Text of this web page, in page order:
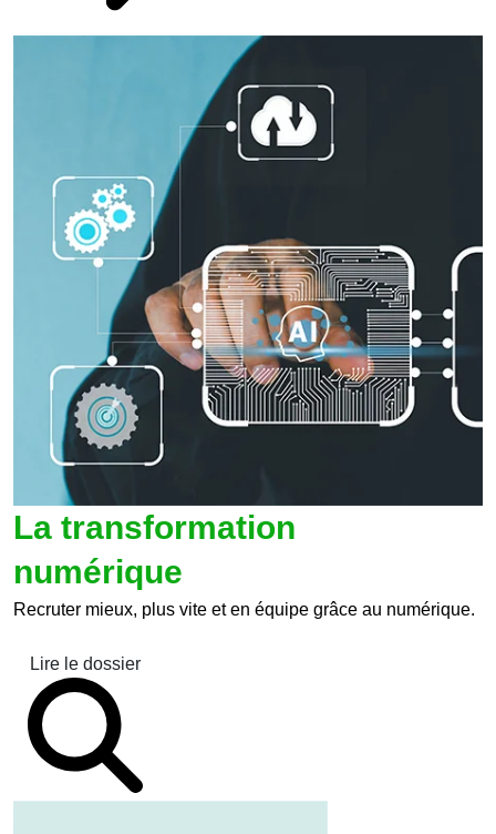
La transformation
numérique
Recruter mieux, plus vite et en équipe grâce au numérique.
Lire le dossier